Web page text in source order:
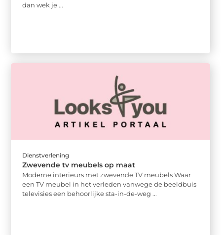
dan wek je ...
Dienstverlening
Zwevende tv meubels op maat
Moderne interieurs met zwevende TV meubels Waar
een TV meubel in het verleden vanwege de beeldbuis
televisies een behoorlijke sta-in-de-weg ...